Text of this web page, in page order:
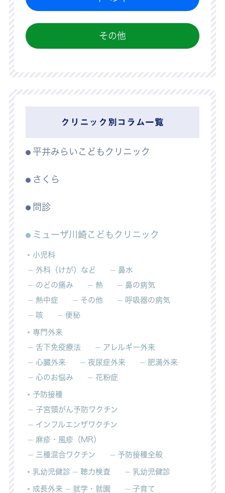
その他
クリニック別コラム一覧
平井みらいこどもクリニック
さくら
問診
ミューザ川崎こどもクリニック
小児科
外科（けが）など
鼻水
のどの痛み
熱
鼻の病気
熱中症
その他
呼吸器の病気
咳
便秘
専門外来
舌下免疫療法
アレルギー外来
心臓外来
夜尿症外来
肥満外来
心のお悩み
花粉症
予防接種
子宮頸がん予防ワクチン
インフルエンザワクチン
麻疹・風疹（MR）
三種混合ワクチン
予防接種全般
乳幼児健診 聴力検査 乳幼児健診
成長外来 就学・就園 子育て